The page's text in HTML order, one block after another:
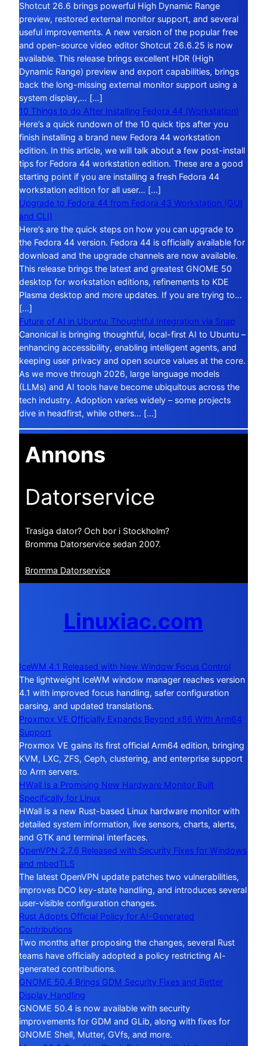
Shotcut 26.6 brings powerful High Dynamic Range
preview, restored external monitor support, and several
useful improvements. A new version of the popular free
and open-source video editor Shotcut 26.6.25 is now
available. This release brings excellent HDR (High
Dynamic Range) preview and export capabilities, brings
back the long-missing external monitor support using a
system display,… […]
10 Things to do After Installing Fedora 44 (Workstation)
Here’s a quick rundown of the 10 quick tips after you
finish installing a brand new Fedora 44 workstation
edition. In this article, we will talk about a few post-install
tips for Fedora 44 workstation edition. These are a good
starting point if you are installing a fresh Fedora 44
workstation edition for all user… […]
Upgrade to Fedora 44 from Fedora 43 Workstation (GUI
and CLI)
Here’s are the quick steps on how you can upgrade to
the Fedora 44 version. Fedora 44 is officially available for
download and the upgrade channels are now available.
This release brings the latest and greatest GNOME 50
desktop for workstation editions, refinements to KDE
Plasma desktop and more updates. If you are trying to…
[…]
Future of AI in Ubuntu: Thoughtful Integration via Snap
Canonical is bringing thoughtful, local-first AI to Ubuntu –
enhancing accessibility, enabling intelligent agents, and
keeping user privacy and open source values at the core.
As we move through 2026, large language models
(LLMs) and AI tools have become ubiquitous across the
tech industry. Adoption varies widely – some projects
dive in headfirst, while others… […]
Annons
Datorservice
Trasiga dator? Och bor i Stockholm?
Bromma Datorservice sedan 2007.
Bromma Datorservice
Linuxiac.com
IceWM 4.1 Released with New Window Focus Control
The lightweight IceWM window manager reaches version
4.1 with improved focus handling, safer configuration
parsing, and updated translations.
Proxmox VE Officially Expands Beyond x86 With Arm64
Support
Proxmox VE gains its first official Arm64 edition, bringing
KVM, LXC, ZFS, Ceph, clustering, and enterprise support
to Arm servers.
HWall Is a Promising New Hardware Monitor Built
Specifically for Linux
HWall is a new Rust-based Linux hardware monitor with
detailed system information, live sensors, charts, alerts,
and GTK and terminal interfaces.
OpenVPN 2.7.6 Released with Security Fixes for Windows
and mbedTLS
The latest OpenVPN update patches two vulnerabilities,
improves DCO key-state handling, and introduces several
user-visible configuration changes.
Rust Adopts Official Policy for AI-Generated
Contributions
Two months after proposing the changes, several Rust
teams have officially adopted a policy restricting AI-
generated contributions.
GNOME 50.4 Brings GDM Security Fixes and Better
Display Handling
GNOME 50.4 is now available with security
improvements for GDM and GLib, along with fixes for
GNOME Shell, Mutter, GVfs, and more.